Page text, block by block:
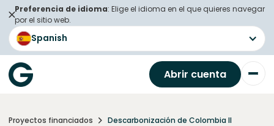
Preferencia de idioma: Elige el idioma en el que quieres navegar
por el sitio web.
Spanish
Abrir cuenta
Proyectos financiados Descarbonización de Colombia II